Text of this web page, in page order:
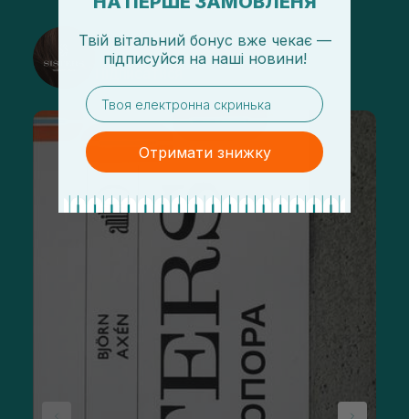
@sisters_stelmakh в Instagram
Твій вітальний бонус вже чекає —
підписуйся на наші новини!
email
Отримати знижку